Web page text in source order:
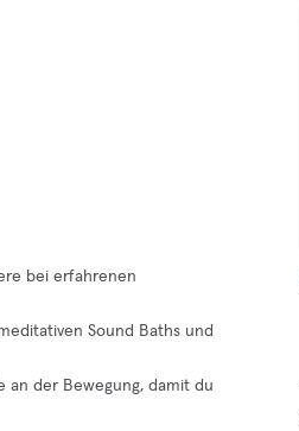
bei erfahrenen
Sound Baths und
an der Bewegung, damit du